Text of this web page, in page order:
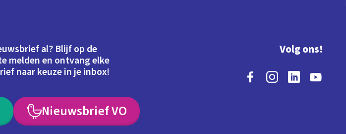
al? Blijf op de
melden en ontvang elke
naar keuze in je inbox!
Nieuwsbrief VO
Volg ons!